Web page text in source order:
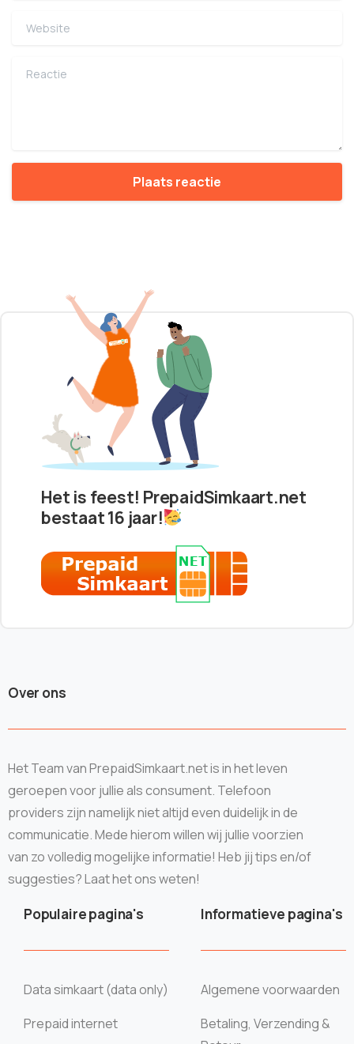
Website
Reactie
Het is feest! PrepaidSimkaart.net
bestaat 16 jaar!
Over ons
Het Team van PrepaidSimkaart.net is in het leven
geroepen voor jullie als consument. Telefoon
providers zijn namelijk niet altijd even duidelijk in de
communicatie. Mede hierom willen wij jullie voorzien
van zo volledig mogelijke informatie! Heb jij tips en/of
suggesties? Laat het ons weten!
Populaire pagina's
Data simkaart (data only)
Prepaid internet
Informatieve pagina's
Algemene voorwaarden
Betaling, Verzending &